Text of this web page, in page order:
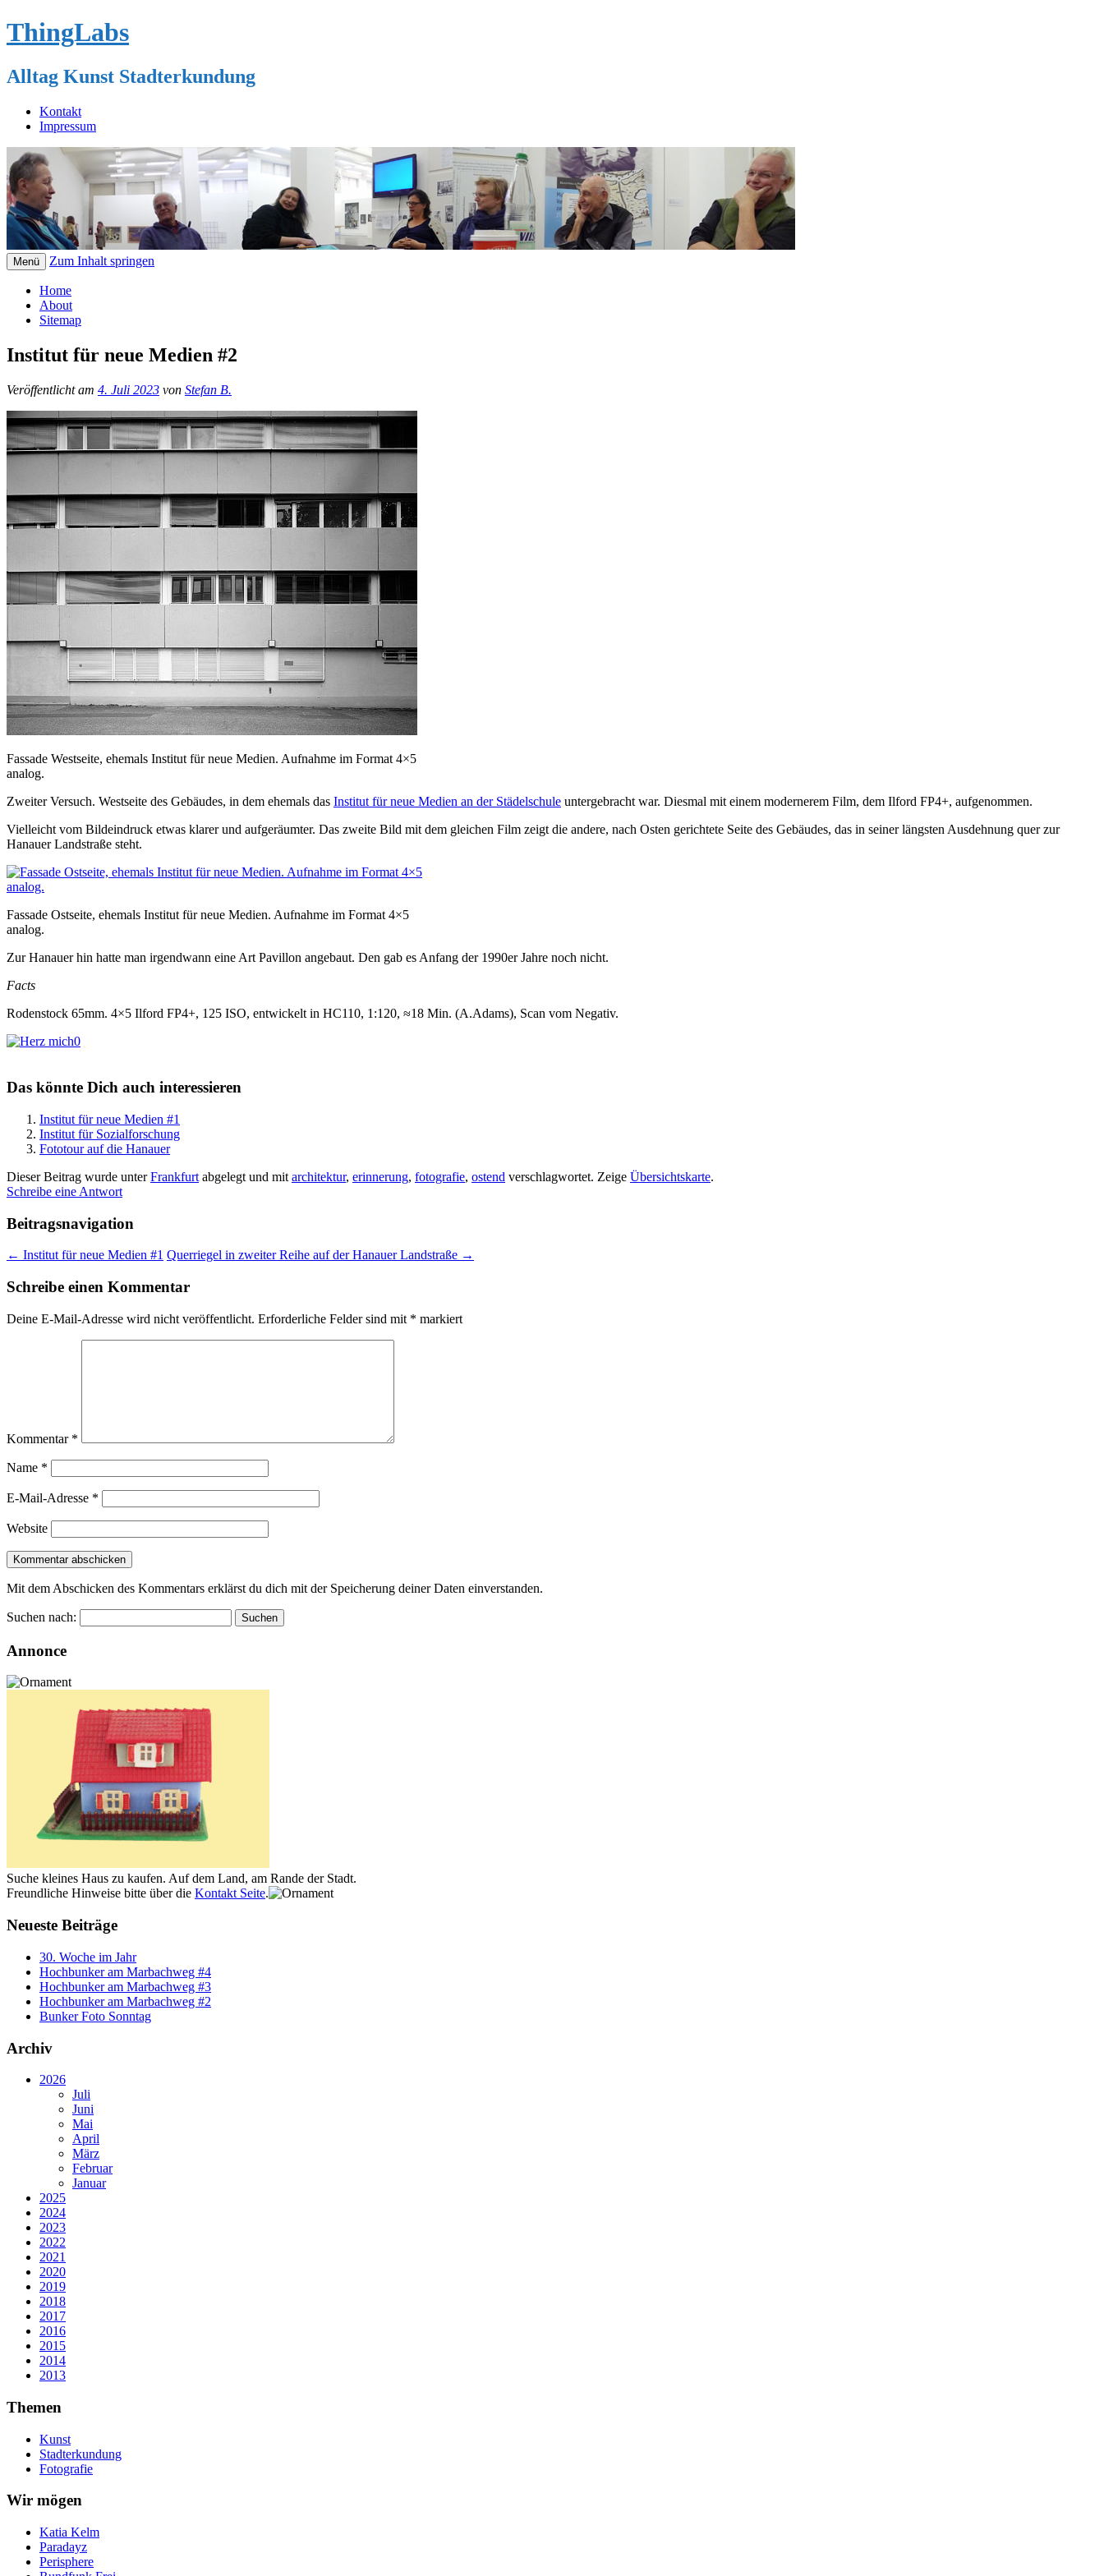
ThingLabs
Alltag Kunst Stadterkundung
Kontakt
Impressum
Menü Zum Inhalt springen
Home
About
Sitemap
Institut für neue Medien #2
Veröffentlicht am 4. Juli 2023 von Stefan B.
Fassade Westseite, ehemals Institut für neue Medien. Aufnahme im Format 4×5
analog.
Zweiter Versuch. Westseite des Gebäudes, in dem ehemals das Institut für neue Medien an der Städelschule untergebracht war. Diesmal mit einem modernerem Film, dem Ilford FP4+, aufgenommen.
Vielleicht vom Bildeindruck etwas klarer und aufgeräumter. Das zweite Bild mit dem gleichen Film zeigt die andere, nach Osten gerichtete Seite des Gebäudes, das in seiner längsten Ausdehnung quer zur
Hanauer Landstraße steht.
Fassade Ostseite, ehemals Institut für neue Medien. Aufnahme im Format 4×5
analog.
Zur Hanauer hin hatte man irgendwann eine Art Pavillon angebaut. Den gab es Anfang der 1990er Jahre noch nicht.
Facts
Rodenstock 65mm. 4×5 Ilford FP4+, 125 ISO, entwickelt in HC110, 1:120, ≈18 Min. (A.Adams), Scan vom Negativ.
0
Das könnte Dich auch interessieren
Institut für neue Medien #1
Institut für Sozialforschung
Fototour auf die Hanauer
Dieser Beitrag wurde unterFrankfurt abgelegt und mit architektur, erinnerung, fotografie, ostend verschlagwortet. Zeige Übersichtskarte.
Schreibe eine Antwort
Beitragsnavigation
← Institut für neue Medien #1 Querriegel in zweiter Reihe auf der Hanauer Landstraße →
Schreibe einen Kommentar
Deine E-Mail-Adresse wird nicht veröffentlicht. Erforderliche Felder sind mit * markiert
Kommentar *
Name *
E-Mail-Adresse *
Website
Mit dem Abschicken des Kommentars erklärst du dich mit der Speicherung deiner Daten einverstanden.
Suchen nach:
Annonce
Suche kleines Haus zu kaufen. Auf dem Land, am Rande der Stadt.
Freundliche Hinweise bitte über die Kontakt Seite.
Neueste Beiträge
30. Woche im Jahr
Hochbunker am Marbachweg #4
Hochbunker am Marbachweg #3
Hochbunker am Marbachweg #2
Bunker Foto Sonntag
Archiv
2026
Juli
Juni
Mai
April
März
Februar
Januar
2025
2024
2023
2022
2021
2020
2019
2018
2017
2016
2015
2014
2013
Themen
Kunst
Stadterkundung
Fotografie
Wir mögen
Katia Kelm
Paradayz
Perisphere